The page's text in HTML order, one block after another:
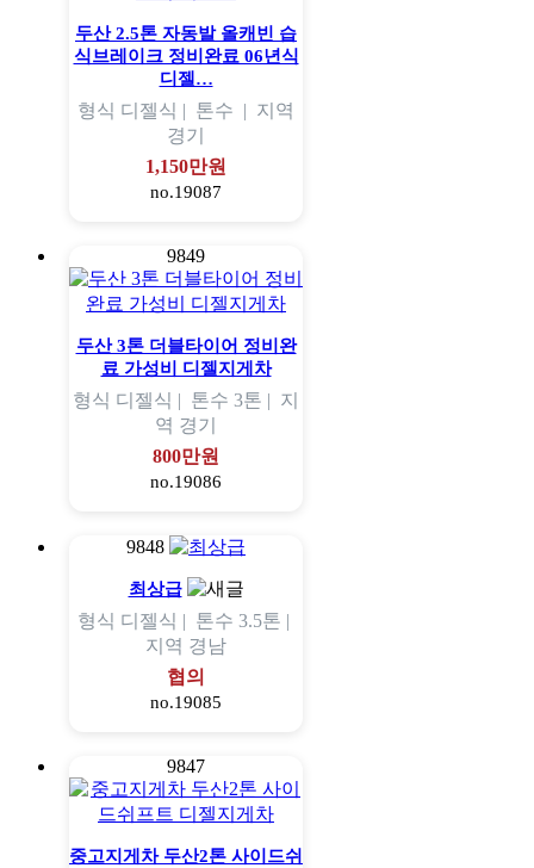
두산 2.5톤 자동발 올캐빈 습
식브레이크 정비완료 06년식
디젤…
형식 디젤식 | 톤수 | 지역
경기
1,150만원
no.19087
9849
두산 3톤 더블타이어 정비완
료 가성비 디젤지게차
형식 디젤식 | 톤수 3톤 | 지
역 경기
800만원
no.19086
9848
최상급
형식 디젤식 | 톤수 3.5톤 |
지역 경남
협의
no.19085
9847
중고지게차 두산2톤 사이드쉬